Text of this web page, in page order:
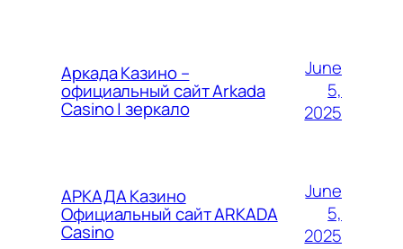
Аркада Казино –
официальный сайт Arkada
Casino | зеркало
June
5,
2025
АРКАДА Казино
Официальный сайт ARKADA
Casino
June
5,
2025